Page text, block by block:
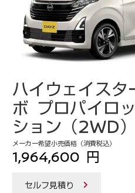
ハイウェイスタ
ボ プロパイロ
ション（2WD）
メーカー希望小売価格（消費税込）
1,964,600 円
セルフ見積り